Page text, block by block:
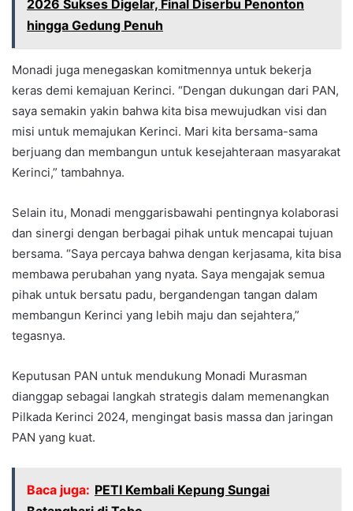
2026 Sukses Digelar, Final Diserbu Penonton
hingga Gedung Penuh
Monadi juga menegaskan komitmennya untuk bekerja
keras demi kemajuan Kerinci. “Dengan dukungan dari PAN,
saya semakin yakin bahwa kita bisa mewujudkan visi dan
misi untuk memajukan Kerinci. Mari kita bersama-sama
berjuang dan membangun untuk kesejahteraan masyarakat
Kerinci,” tambahnya.
Selain itu, Monadi menggarisbawahi pentingnya kolaborasi
dan sinergi dengan berbagai pihak untuk mencapai tujuan
bersama. “Saya percaya bahwa dengan kerjasama, kita bisa
membawa perubahan yang nyata. Saya mengajak semua
pihak untuk bersatu padu, bergandengan tangan dalam
membangun Kerinci yang lebih maju dan sejahtera,”
tegasnya.
Keputusan PAN untuk mendukung Monadi Murasman
dianggap sebagai langkah strategis dalam memenangkan
Pilkada Kerinci 2024, mengingat basis massa dan jaringan
PAN yang kuat.
Baca juga: PETI Kembali Kepung Sungai